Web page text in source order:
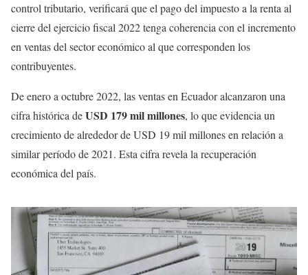
control tributario, verificará que el pago del impuesto a la renta al
cierre del ejercicio fiscal 2022 tenga coherencia con el incremento
en ventas del sector económico al que corresponden los
contribuyentes.
De enero a octubre 2022, las ventas en Ecuador alcanzaron una
cifra histórica deUSD 179 mil millones, lo que evidencia un
crecimiento de alrededor de USD 19 mil millones en relación a
similar período de 2021. Esta cifra revela la recuperación
económica del país.